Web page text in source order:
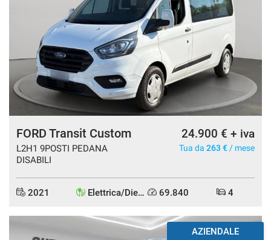
FORD Transit Custom
L2H1 9POSTI PEDANA
DISABILI
24.900 € + iva
Tua da 263 € / mese
2021 Elettrica/Diesel 69.840 4
AZIENDALE